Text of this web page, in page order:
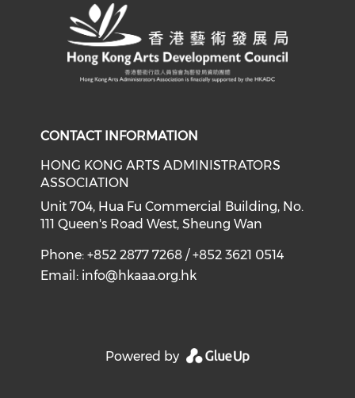
CONTACT INFORMATION
HONG KONG ARTS ADMINISTRATORS
ASSOCIATION
Unit 704, Hua Fu Commercial Building, No.
111 Queen's Road West, Sheung Wan
Phone: +852 2877 7268 / +852 3621 0514
Email: info@hkaaa.org.hk
Powered by